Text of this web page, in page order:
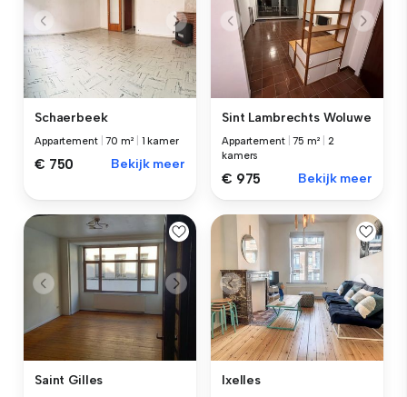
Schaerbeek
Appartement |70 m² 1 kamer
€ 750 Bekijk meer
Sint Lambrechts Woluwe
Appartement |75 m²
2
kamers
€ 975 Bekijk meer
Saint Gilles Ixelles